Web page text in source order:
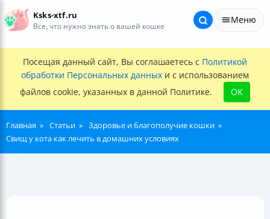
Ksks-xtf.ru
Все, что нужно знать о вашей кошке
Меню
Посещая данный сайт, Вы соглашаетесь с Политикой
обработки Персональных данных и с использованием
файлов cookie, указанных в данной Политике.
OK
Главная Статьи
Здоровье и благополучие кошки
Свищ у кота как лечить в домашних условиях